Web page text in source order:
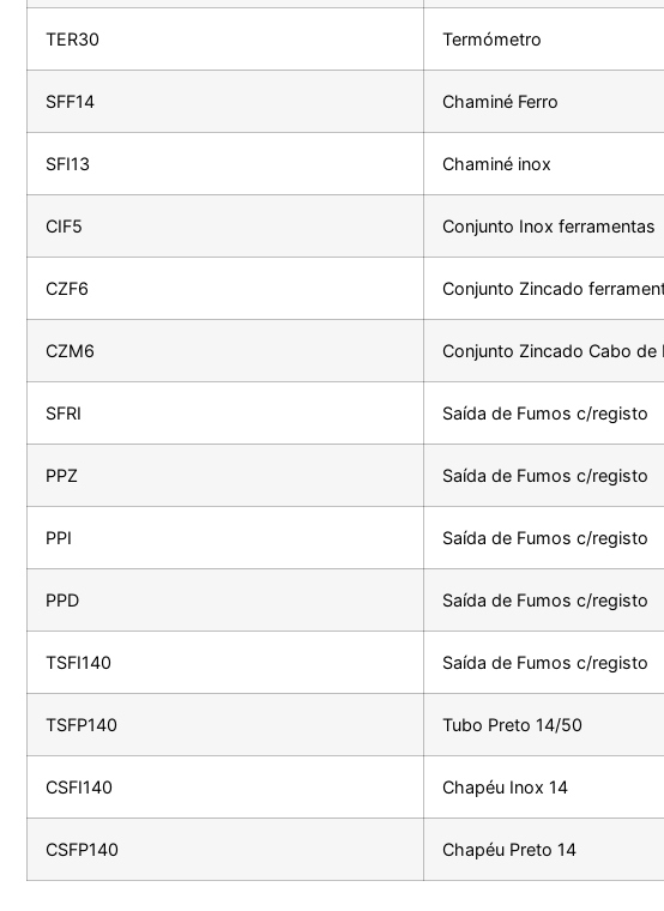
TER30 Termómetro
SFF14 Chaminé Ferro
SFI13 Chaminé inox
CIF5 Conjunto Inox ferramentas
CZF6 Conjunto Zincado
CZM6 Conjunto Zincado Cabo de
SFRI Saída de Fumos c/registo
PPZ Saída de Fumos c/registo
PPI Saída de Fumos c/registo
PPD Saída de Fumos c/registo
TSFI140 Saída de Fumos c/registo
TSFP140 Tubo Preto 14/50
CSFI140 Chapéu Inox 14
CSFP140 Chapéu Preto 14